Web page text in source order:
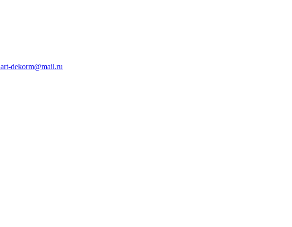
art-dekorm@mail.ru